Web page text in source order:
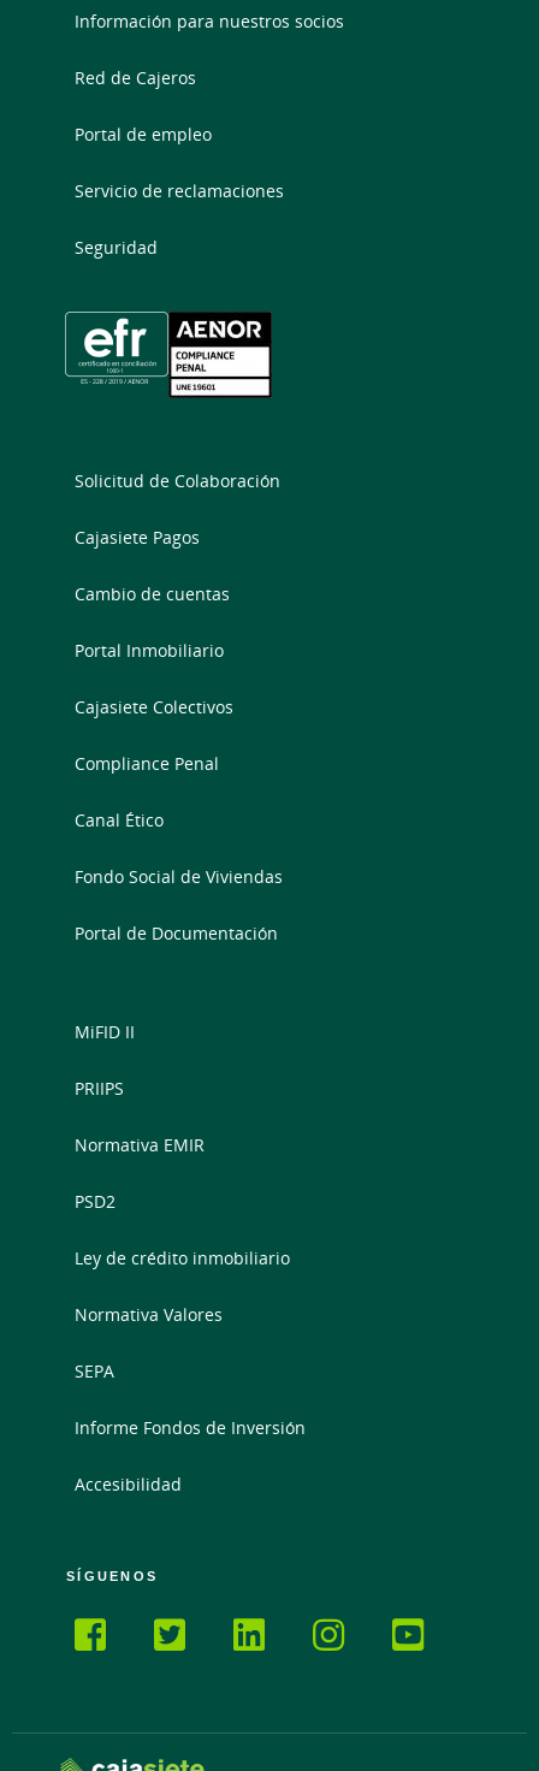
Información para nuestros socios
Red de Cajeros
Portal de empleo
Servicio de reclamaciones
Seguridad
Solicitud de Colaboración
Cajasiete Pagos
Cambio de cuentas
Portal Inmobiliario
Cajasiete Colectivos
Compliance Penal
Canal Ético
Fondo Social de Viviendas
Portal de Documentación
MiFID II
PRIIPS
Normativa EMIR
PSD2
Ley de crédito inmobiliario
Normativa Valores
SEPA
Informe Fondos de Inversión
Accesibilidad
SÍGUENOS